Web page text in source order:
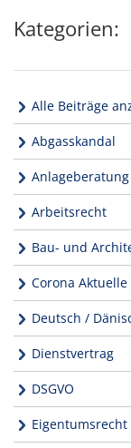
Kategorien:
Alle Beiträge
Abgasskandal
Anlageberatung
Arbeitsrecht
Bau- und
Corona Aktuelle
Deutsch /
Dienstvertrag
DSGVO
Eigentumsrecht